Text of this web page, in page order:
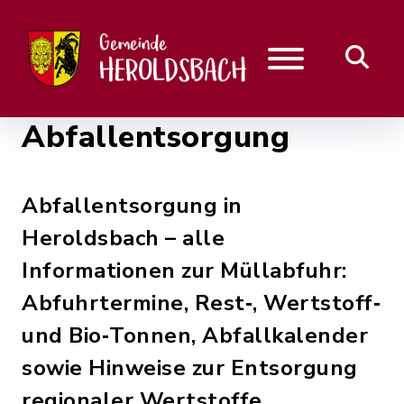
Abfallentsorgung
Abfallentsorgung in
Heroldsbach – alle
Informationen zur Müllabfuhr:
Abfuhrtermine, Rest‑, Wertstoff‑
und Bio‑Tonnen, Abfallkalender
sowie Hinweise zur Entsorgung